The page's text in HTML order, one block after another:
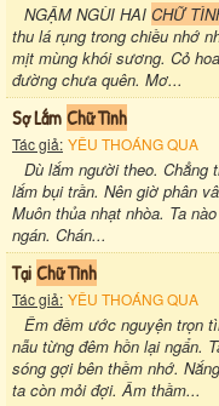
NGẬM NGÙI HAI CHỮ
thu lá rụng trong chiều nhớ
mịt mùng khói sương. Cỏ
đường chưa quên. Mơ...
Sợ LắmChữ Tình
Tác giả: YÊU THOÁNG QUA
Dù lắm người theo. Chẳng
lắm bụi trần. Nên giờ phân
Muôn thủa nhạt nhòa. Ta
ngán. Chán...
TạiChữ Tình
Tác giả: YÊU THOÁNG QUA
Êm đềm ước nguyện trọn
nẫu từng đêm hồn lại ngẩn.
sóng gợi bên thềm nhớ.
ta còn mỏi đợi. Âm thầm...